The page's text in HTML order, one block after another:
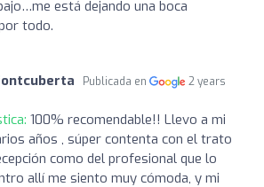
está dejando una boca
todo.
Publicada en
2 years
100% recomendable!! Llevo a mi
años , súper contenta con el trato
como del profesional que lo
allí me siento muy cómoda, y mi